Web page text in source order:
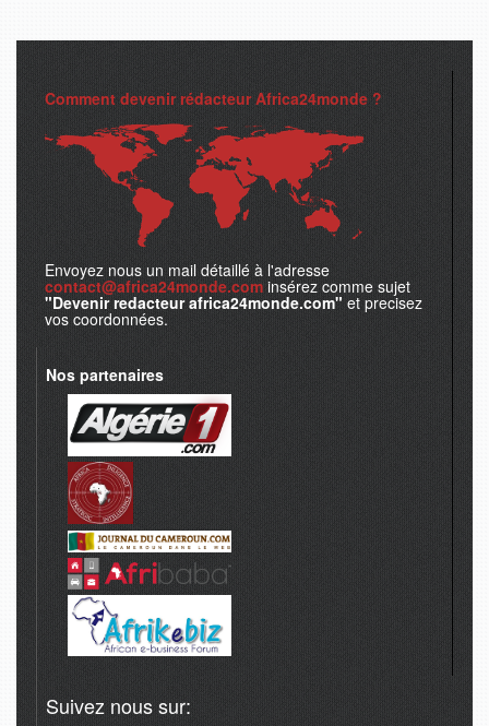
Comment devenir rédacteur Africa24monde ?
Envoyez nous un mail détaillé à l'adresse
contact@africa24monde.com insérez comme sujet
"Devenir redacteur africa24monde.com" et precisez
vos coordonnées.
Nos partenaires
Suivez nous sur: